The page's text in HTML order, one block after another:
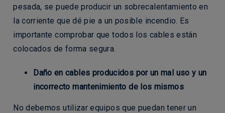
pesada, se puede producir un sobrecalentamiento en
la corriente que dé pie a un posible incendio. Es
importante comprobar que todos los cables están
colocados de forma segura.
Daño en cables producidos por un mal uso y un
incorrecto mantenimiento de los mismos
No debemos utilizar equipos que puedan tener un